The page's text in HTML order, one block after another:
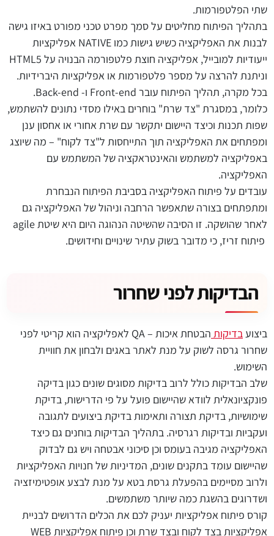
שתי הפלטפורמות.
בתהליך הפיתוח מחליטים על סמך מפרט טכני מפורט באיזו גישה
לבנות את האפליקציה כשיש גישות כמו NATIVE אפליקציות
ייעודיות למובייל, אפליקציה חוצת פלטפורמה הבנויה על HTML5
וניתנת להרצה על מספר פלטפורמות או אפליקציות היברידיות.
בכל מקרה, תהליך הפיתוח עובר Front-end ו- Back-end.
כלומר, במסגרת "צד שרת" בוחרים באילו מסדי נתונים להשתמש,
שפות תכנות וכיצד היישום יתקשר עם שרת אחורי או אחסון ענן
ומפתחים את האפליקציה תוך התייחסות ל"צד לקוח" – מה שיוצג
באפליקציה למשתמש והאינטראקציה של המשתמש עם
האפליקציה.
עובדים על פיתוח האפליקציה בסביבת הפיתוח הנבחרת
ומתפתחים בצורה שתאפשר הרחבה וניהול של האפליקציה גם
לאחר שהושקה. זו הסיבה שהשיטה הנהוגה היום היא שיטת agile
פיתוח זריז, כי מדובר בשוק עתיר שינויים וחידושים.
הבדיקות לפני שחרור
ביצוע בדיקות
הבטחת איכות – QA לאפליקציה הוא קריטי לפני
שחרור גרסה לשוק על מנת לאתר באגים ולבחון את חוויית
השימוש.
שלב הבדיקות כולל לרוב בדיקות מסוגים שונים כגון בדיקה
פונקציונאלית לוודא שהיישום פועל על פי הדרישות, בדיקת
שימושיות, בדיקת תצורה ותאימות בדיקת ביצועים לתגובה
ועקביות ובדיקות רגרסיה. בתהליך הבדיקות בוחנים גם כיצד
האפליקציה מגיבה בעומס וכן סיכוני אבטחה ויש גם לבדוק
שהיישום עומד בתקנים שונים, המדיניות של חנויות האפליקציות
ולרוב מסיימים בהפעלת גרסת בטא על מנת לבצע אופטימיזציה
ושדרוגים בהשגת כמה שיותר משתמשים.
קורס פיתוח אפליקציות יעניק לכם את הכלים הדרושים לבניית
אפליקציות בצד לקוח ובצד שרת וכן פיתוח אפליקציות WEB